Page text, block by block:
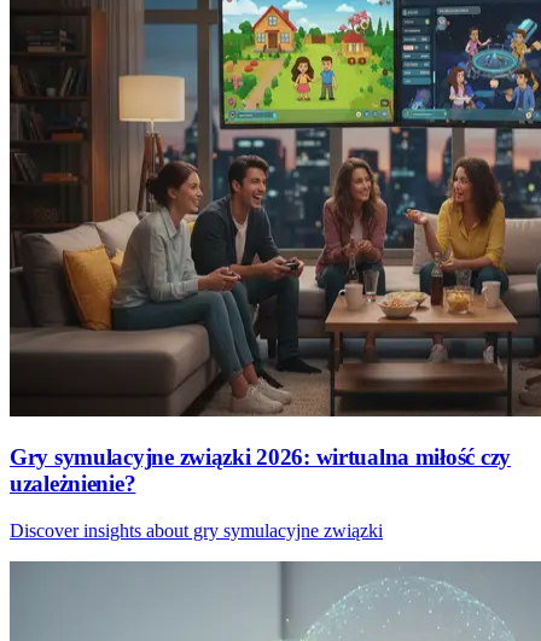
Gry symulacyjne związki 2026: wirtualna miłość czy
uzależnienie?
Discover insights about gry symulacyjne związki